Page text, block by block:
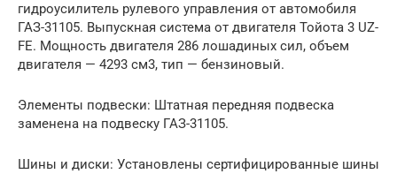
гидроусилитель рулевого управления от автомобиля
ГАЗ-31105. Выпускная система от двигателя Тойота 3 UZ-
FE. Мощность двигателя 286 лошадиных сил, объем
двигателя — 4293 см3, тип — бензиновый.
Элементы подвески: Штатная передняя подвеска
заменена на подвеску ГАЗ-31105.
Шины и диски: Установлены сертифицированные шины